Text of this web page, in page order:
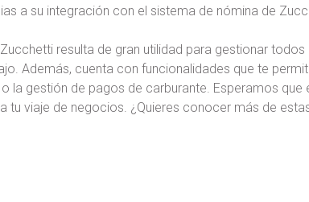
a su integración con el sistema de nómina de
Zucchetti resulta de gran utilidad para gestionar
Además, cuenta con funcionalidades que te
la gestión de pagos de carburante. Esperamos
tu viaje de negocios. ¿Quieres conocer más de